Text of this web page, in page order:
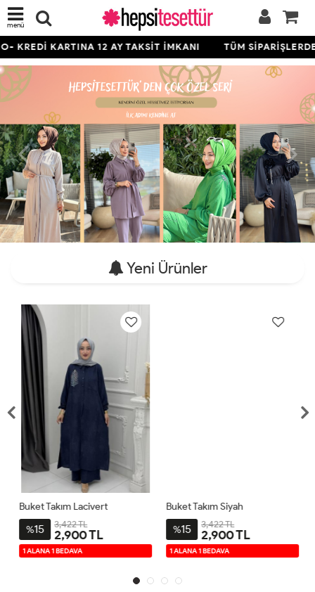
menü
KARTINA 12 AY TAKSİT İMKANI TÜM SİPARİŞLERDE
Yeni Ürünler
Buket Takım Lacivert
%15 3,422 TL
2,900 TL
1 ALANA 1 BEDAVA
Buket Takım Siyah
%15 3,422 TL
2,900 TL
1 ALANA 1 BEDAVA